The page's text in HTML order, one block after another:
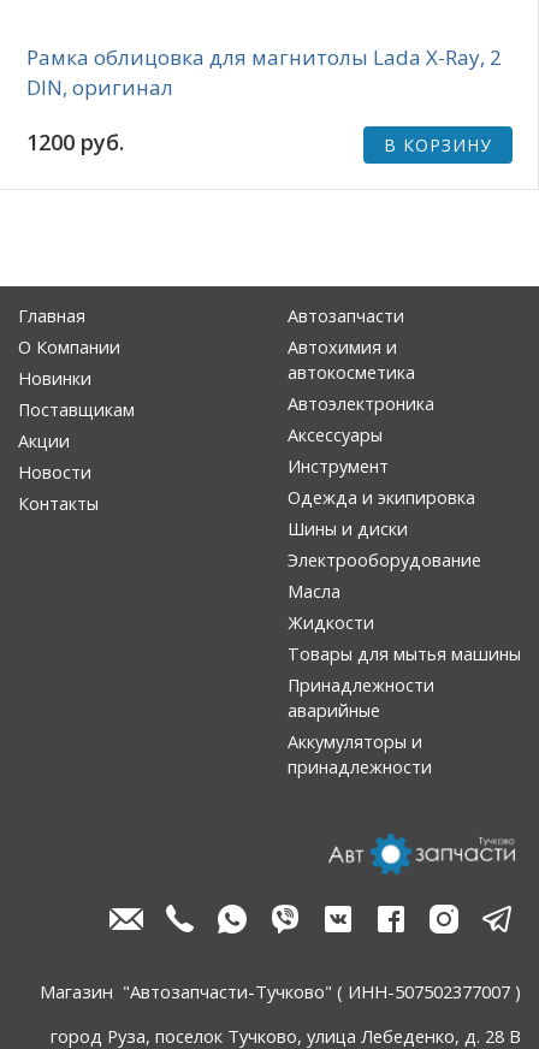
Рамка облицовка для магнитолы Lada X-Ray, 2
DIN, оригинал
1200 руб. В КОРЗИНУ
Главная
О Компании
Новинки
Поставщикам
Акции
Новости
Контакты
Автозапчасти
Автохимия и
автокосметика
Автоэлектроника
Аксессуары
Инструмент
Одежда и экипировка
Шины и диски
Электрооборудование
Масла
Жидкости
Товары для мытья машины
Принадлежности
аварийные
Аккумуляторы и
принадлежности
Магазин "Автозапчасти-Тучково" ( ИНН-507502377007 )
город Руза, поселок Тучково, улица Лебеденко, д. 28 В